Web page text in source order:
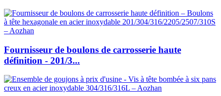
Fournisseur de boulons de carrosserie haute
définition - 201/3...